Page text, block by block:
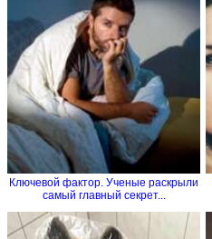
Ключевой фактор. Ученые раскрыли
самый главный секрет...